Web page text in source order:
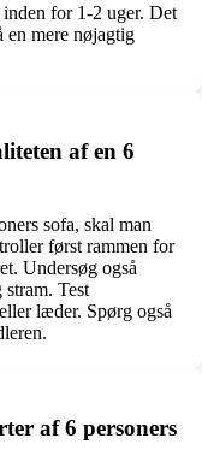
for 1-2 uger. Det
en mere nøjagtig
af ​​en 6
sofa, skal man
først rammen for
Undersøg også
Test
læder. Spørg også
af 6 personers